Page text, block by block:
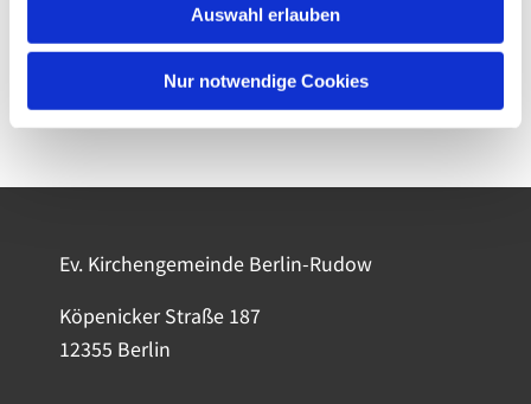
Auswahl erlauben
Nur notwendige Cookies
Ev. Kirchengemeinde Berlin-Rudow
Köpenicker Straße 187
12355 Berlin